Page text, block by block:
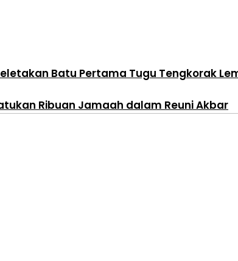
Batu Pertama Tugu Tengkorak
Ribuan Jamaah dalam Reuni Akbar